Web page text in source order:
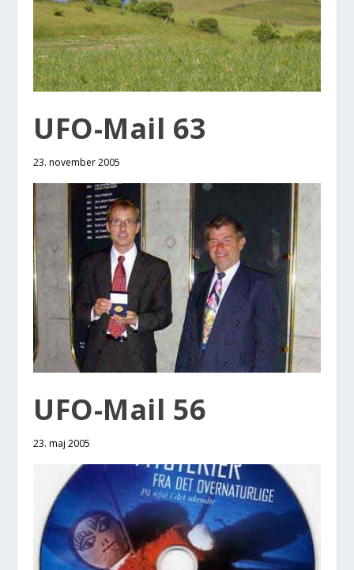
UFO-Mail 63
23. november 2005
UFO-Mail 56
23. maj 2005